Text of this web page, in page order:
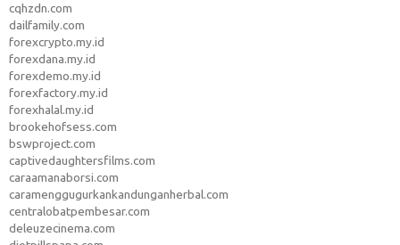
cqhzdn.com
dailfamily.com
forexcrypto.my.id
forexdana.my.id
forexdemo.my.id
forexfactory.my.id
forexhalal.my.id
brookehofsess.com
bswproject.com
captivedaughtersfilms.com
caraamanaborsi.com
caramenggugurkankandunganherbal.com
centralobatpembesar.com
deleuzecinema.com